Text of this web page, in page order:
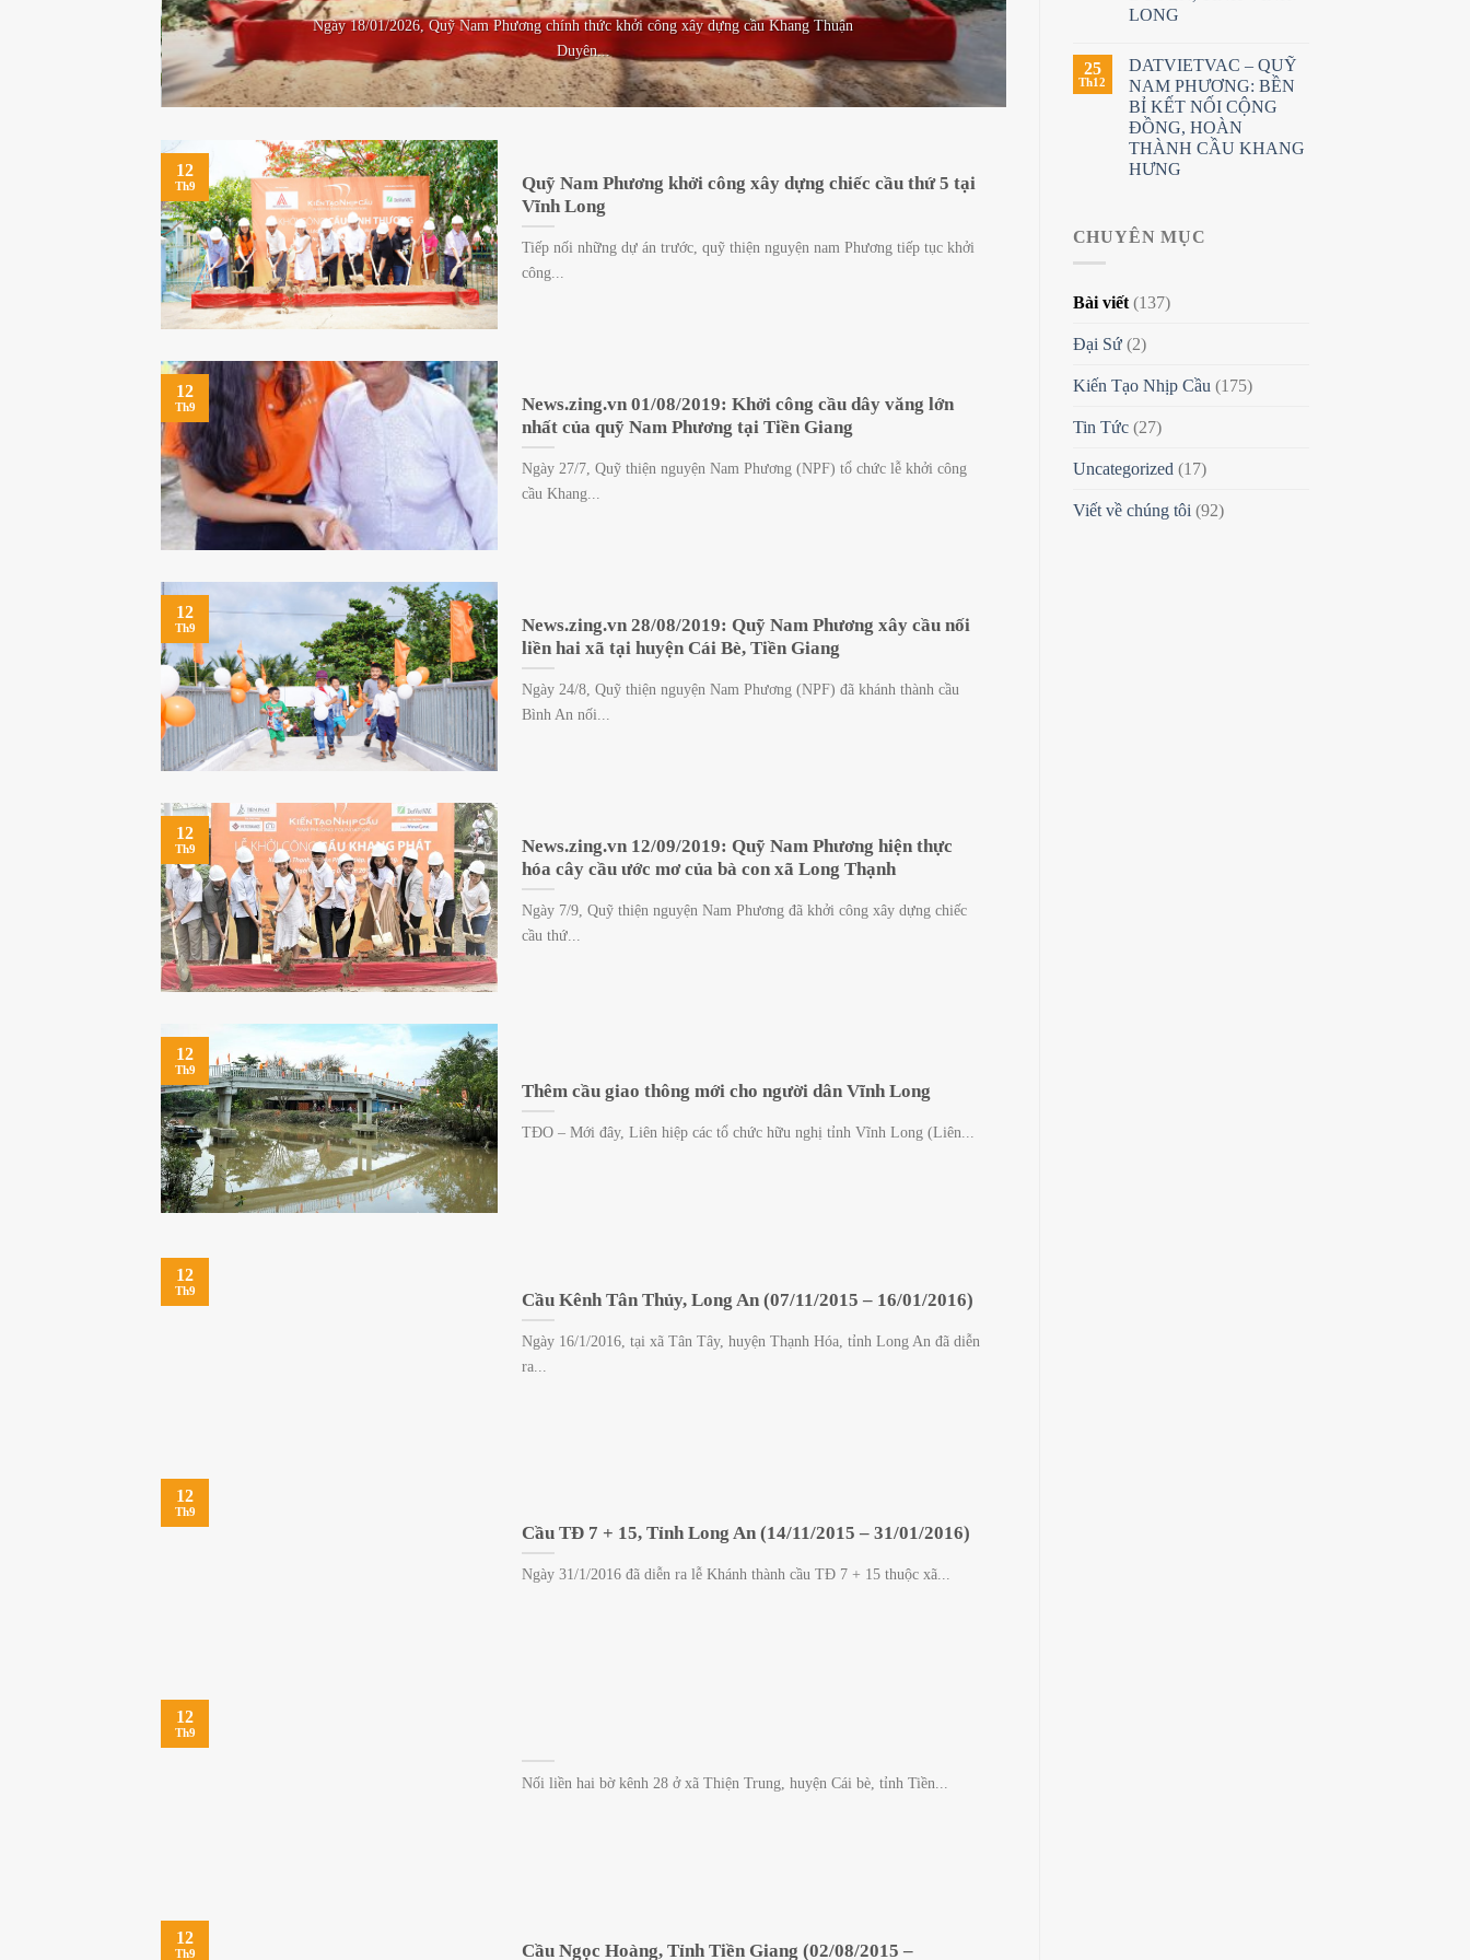
Ngày 18/01/2026, Quỹ Nam Phương chính thức khởi công xây dựng cầu Khang Thuận
Duyên...
Quỹ Nam Phương khởi công xây dựng chiếc cầu thứ 5 tại
Vĩnh Long
Tiếp nối những dự án trước, quỹ thiện nguyện nam Phương tiếp tục khởi
công...
12
Th9
News.zing.vn 01/08/2019: Khởi công cầu dây văng lớn
nhất của quỹ Nam Phương tại Tiền Giang
Ngày 27/7, Quỹ thiện nguyện Nam Phương (NPF) tổ chức lễ khởi công
cầu Khang...
12
Th9
News.zing.vn 28/08/2019: Quỹ Nam Phương xây cầu nối
liền hai xã tại huyện Cái Bè, Tiền Giang
Ngày 24/8, Quỹ thiện nguyện Nam Phương (NPF) đã khánh thành cầu
Bình An nối...
12
Th9
News.zing.vn 12/09/2019: Quỹ Nam Phương hiện thực
hóa cây cầu ước mơ của bà con xã Long Thạnh
Ngày 7/9, Quỹ thiện nguyện Nam Phương đã khởi công xây dựng chiếc
cầu thứ...
12
Th9
Thêm cầu giao thông mới cho người dân Vĩnh Long
TĐO – Mới đây, Liên hiệp các tổ chức hữu nghị tỉnh Vĩnh Long (Liên...
12
Th9
Cầu Kênh Tân Thủy, Long An (07/11/2015 – 16/01/2016)
Ngày 16/1/2016, tại xã Tân Tây, huyện Thạnh Hóa, tỉnh Long An đã diễn
ra...
12
Th9
Cầu TĐ 7 + 15, Tỉnh Long An (14/11/2015 – 31/01/2016)
Ngày 31/1/2016 đã diễn ra lễ Khánh thành cầu TĐ 7 + 15 thuộc xã...
12
Th9
Nối liền hai bờ kênh 28 ở xã Thiện Trung, huyện Cái bè, tỉnh Tiền...
12
Th9
Cầu Ngọc Hoàng, Tỉnh Tiền Giang (02/08/2015 –
12
Th9
LONG
25
Th12
DATVIETVAC – QUỸ
NAM PHƯƠNG: BỀN
BỈ KẾT NỐI CỘNG
ĐỒNG, HOÀN
THÀNH CẦU KHANG
HƯNG
CHUYÊN MỤC
Bài viết(137)
Đại Sứ(2)
Kiến Tạo Nhịp Cầu (175)
Tin Tức(27)
Uncategorized (17)
Viết về chúng tôi (92)